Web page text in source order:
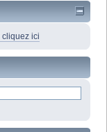
cliquez ici